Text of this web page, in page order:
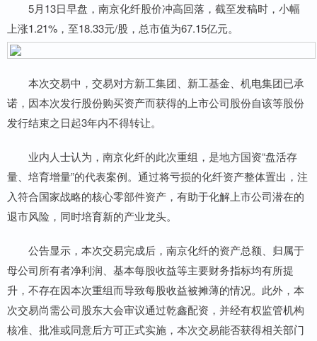
5月13日早盘，南京化纤股价冲高回落，截至发稿时，小幅
上涨1.21%，至18.33元/股，总市值为67.15亿元。
本次交易中，交易对方新工集团、新工基金、机电集团已承
诺，因本次发行股份购买资产而获得的上市公司股份自该等股份
发行结束之日起3年内不得转让。
业内人士认为，南京化纤的此次重组，是地方国资“盘活存
量、培育增量”的代表案例。通过将亏损的化纤资产整体置出，注
入符合国家战略的核心零部件资产，有助于化解上市公司潜在的
退市风险，同时培育新的产业龙头。
公告显示，本次交易完成后，南京化纤的资产总额、归属于
母公司所有者净利润、基本每股收益等主要财务指标均有所提
升，不存在因本次重组而导致每股收益被摊薄的情况。此外，本
次交易尚需公司股东大会审议通过乾鑫配资，并经有权监管机构
核准、批准或同意后方可正式实施，本次交易能否获得相关部门